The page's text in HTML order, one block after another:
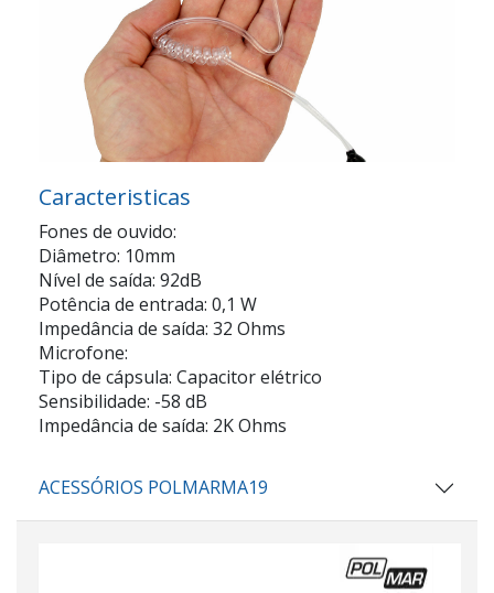
Caracteristicas
Fones de ouvido:
Diâmetro: 10mm
Nível de saída: 92dB
Potência de entrada: 0,1 W
Impedância de saída: 32 Ohms
Microfone:
Tipo de cápsula: Capacitor elétrico
Sensibilidade: -58 dB
Impedância de saída: 2K Ohms
ACESSÓRIOS POLMARMA19